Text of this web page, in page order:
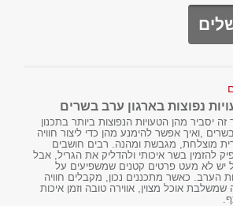
יסביר מהן הטעויות הנפוצות ביותר בתכנון
,ואיך אפשר להימנע מהן כדי ליצור חוויה
מוצלחת, מגבשת ומהנה. רבים חושבים
להזמין בשר איכותי ולהדליק את הגריל, אבל
יש לא מעט פרטים קטנים שמשפיעים על
הערב. כאשר מתכננים נכון, מקבלים חוויה
אוכל מצוין, אווירה טובה וזמן איכות